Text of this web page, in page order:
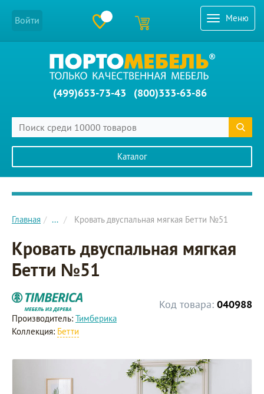
Меню
Войти
(499)653-73-43 (800)333-63-86
Каталог
Главное меню сайта
Главная ... Кровать двуспальная мягкая Бетти №51
Кровать двуспальная мягкая
Бетти №51
Код товара: 040988
Производитель: Тимберика
Коллекция: Бетти